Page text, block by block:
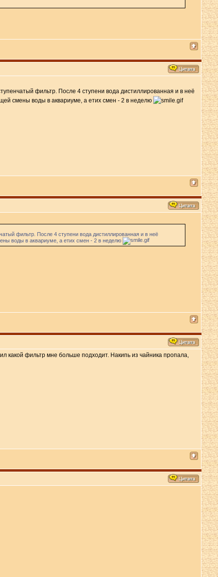
фильтр. После 4 ступени вода дистиллированная и в неё
смены воды в аквариуме, а етих смен - 2 в неделю
фильтр. После 4 ступени вода дистиллированная и в неё
воды в аквариуме, а етих смен - 2 в неделю
какой фильтр мне больше подходит. Накипь из чайника пропала,